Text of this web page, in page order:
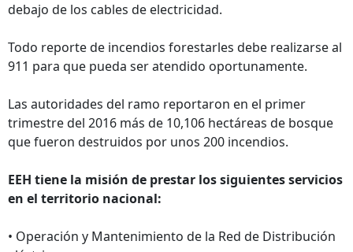
debajo de los cables de electricidad.
Todo reporte de incendios forestarles debe realizarse al
911 para que pueda ser atendido oportunamente.
Las autoridades del ramo reportaron en el primer
trimestre del 2016 más de 10,106 hectáreas de bosque
que fueron destruidos por unos 200 incendios.
EEH tiene la misión de prestar los siguientes servicios
en el territorio nacional:
• Operación y Mantenimiento de la Red de Distribución